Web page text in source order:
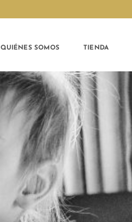
QUIÉNES SOMOS TIENDA